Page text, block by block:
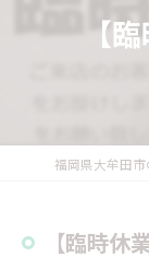
【
【臨時休